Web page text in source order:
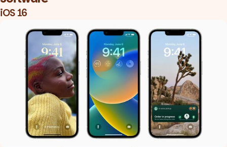
iPadOS 16
MacBook Air
MacBook Pro 13 polegadas
iOS 16